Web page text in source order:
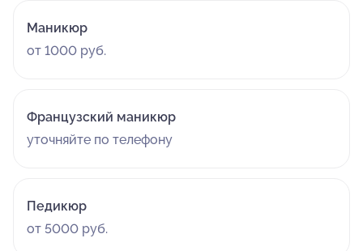
Маникюр
от 1000 руб.
Французский маникюр
уточняйте по телефону
Педикюр
от 5000 руб.